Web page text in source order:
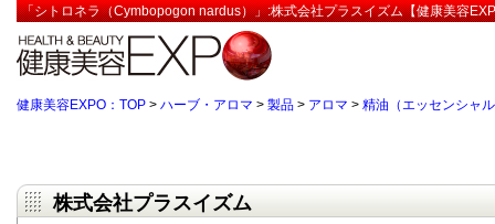
「シトロネラ（Cymbopogon nardus）」:株式会社プラスイズム【健康美容
健康美容EXPO：TOP > ハーブ・アロマ > 製品 > アロマ > 精油（エッセンシャ
株式会社プラスイズム